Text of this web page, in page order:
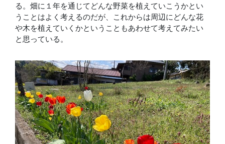
る。畑に１年を通じてどんな野菜を植えていこうかとい
うことはよく考えるのだが、これからは周辺にどんな花
や木を植えていくかということもあわせて考えてみたい
と思っている。